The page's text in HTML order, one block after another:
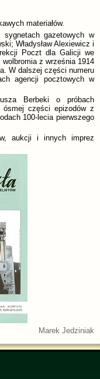
materiałów.
gazetowych w
Władysław Alexiewicz i
Poczt dla Galicji we
z września 1914
W dalszej części numeru
agencji pocztowych w
Berbeki o próbach
części epizodów z
100-lecia pierwszego
aukcji i innych imprez
Marek Jedziniak